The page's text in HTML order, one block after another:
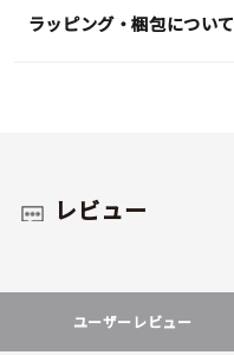
ラッピング・梱包について
レビュー
ユーザーレビュー